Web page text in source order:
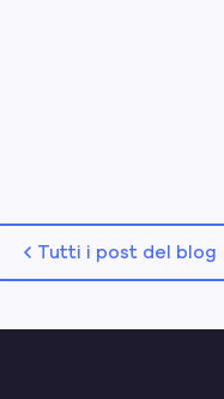
Tutti i post del blog